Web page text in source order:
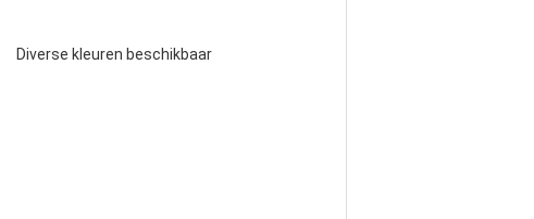
Diverse kleuren beschikbaar